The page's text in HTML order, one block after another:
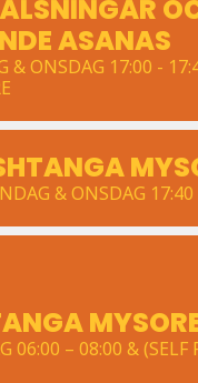
ASANAS
& ONSDAG 17:00 -
& ONSDAG 17:40
06:00 – 08:00 & (SELF